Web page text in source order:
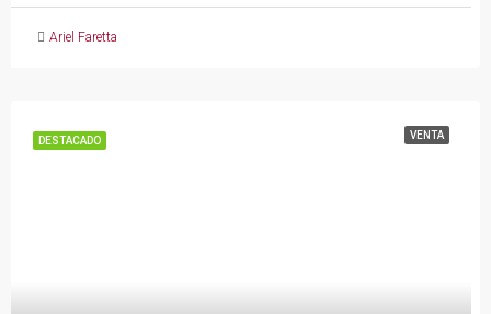
Ariel Faretta
DESTACADO VENTA